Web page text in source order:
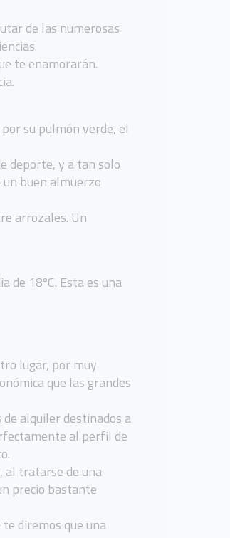
de las numerosas
te enamorarán.
su pulmón verde, el
deporte, y a tan solo
buen almuerzo
arrozales. Un
de 18ºC. Esta es una
lugar, por muy
que las grandes
alquiler destinados a
al perfil de
al tratarse de una
precio bastante
diremos que una